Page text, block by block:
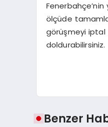
ölçüde
görüşmeyi iptal
doldurabilirsiniz.
Benzer